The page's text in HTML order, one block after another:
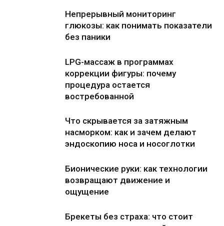
Непрерывный мониторинг
глюкозы: как понимать показатели
без паники
LPG-массаж в программах
коррекции фигуры: почему
процедура остается
востребованной
Что скрывается за затяжным
насморком: как и зачем делают
эндоскопию носа и носоглотки
Бионические руки: как технологии
возвращают движение и
ощущение
Брекеты без страха: что стоит